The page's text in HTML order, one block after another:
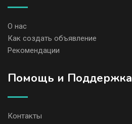
О нас
Как создать объявление
Рекомендации
Помощь и Поддержка
Контакты